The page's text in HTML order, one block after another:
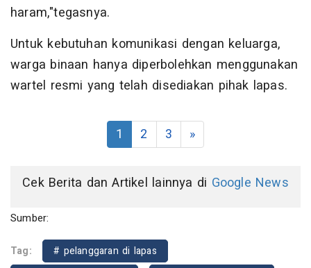
haram,"tegasnya.
Untuk kebutuhan komunikasi dengan keluarga,
warga binaan hanya diperbolehkan menggunakan
wartel resmi yang telah disediakan pihak lapas.
1 2 3 »
Cek Berita dan Artikel lainnya di Google News
Sumber:
Tag:
# pelanggaran di lapas